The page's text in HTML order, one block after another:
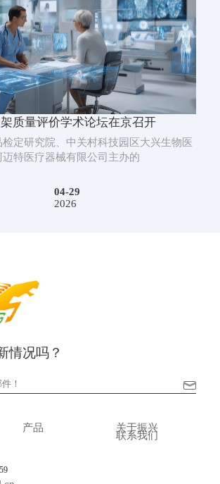
质量评价学术论坛在京召开
定研究院、中关村科技园区大兴生物医
特医疗器械有限公司主办的
04-29
2026
情况吗？
产品 关于振兴
联系我们